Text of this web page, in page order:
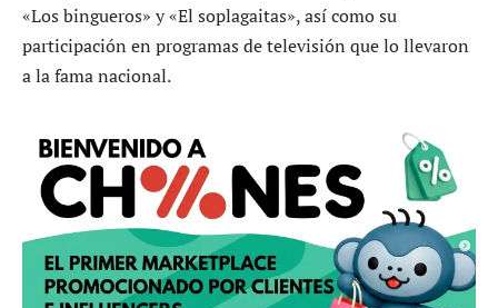
«Los bingueros» y «El soplagaitas», así como su
participación en programas de televisión que lo llevaron
a la fama nacional.